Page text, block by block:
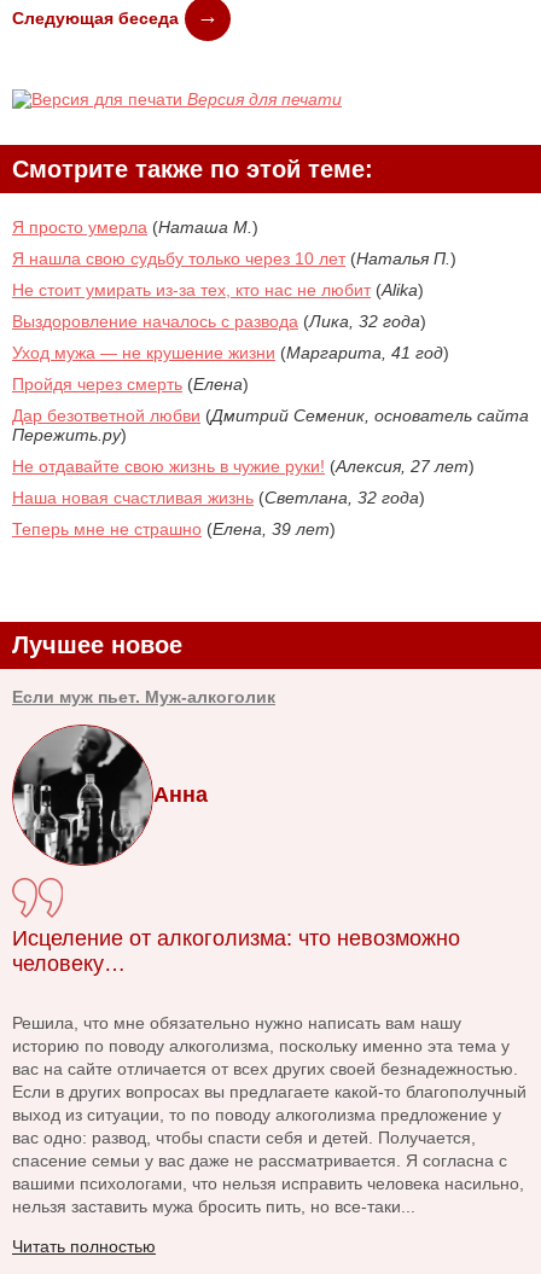
Следующая беседа
Версия для печати
Смотрите также по этой теме:
Я просто умерла (Наташа М. )
Я нашла свою судьбу только через 10 лет(Наталья П. )
Не стоит умирать из-за тех, кто нас не любит(Alika)
Выздоровление началось с развода (Лика, 32 года)
Уход мужа — не крушение жизни (Маргарита, 41 год)
Пройдя через смерть (Елена)
Дар безответной любви (Дмитрий Семеник, основатель сайта
Пережить.ру)
Не отдавайте свою жизнь в чужие руки! (Алексия, 27 лет)
Наша новая счастливая жизнь (Светлана, 32 года)
Теперь мне не страшно (Елена, 39 лет)
Лучшее новое
Если муж пьет. Муж-алкоголик
Анна
Исцеление от алкоголизма: что невозможно
человеку…
Решила, что мне обязательно нужно написать вам нашу
историю по поводу алкоголизма, поскольку именно эта тема у
вас на сайте отличается от всех других своей безнадежностью.
Если в других вопросах вы предлагаете какой-то благополучный
выход из ситуации, то по поводу алкоголизма предложение у
вас одно: развод, чтобы спасти себя и детей. Получается,
спасение семьи у вас даже не рассматривается. Я согласна с
вашими психологами, что нельзя исправить человека насильно,
нельзя заставить мужа бросить пить, но все-таки...
Читать полностью